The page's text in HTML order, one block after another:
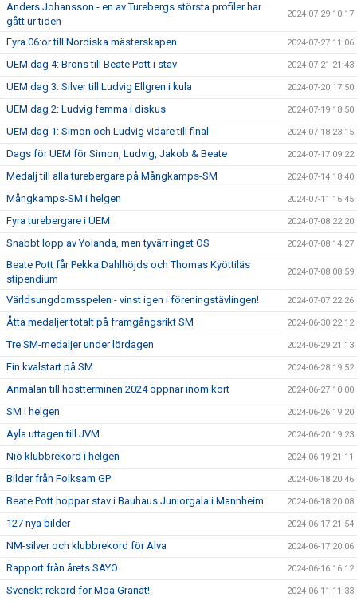
Anders Johansson - en av Turebergs största profiler har
gått ur tiden
2024-07-29 10:17
Fyra 06:or till Nordiska mästerskapen 2024-07-27 11:06
UEM dag 4: Brons till Beate Pott i stav 2024-07-21 21:43
UEM dag 3: Silver till Ludvig Ellgren i kula 2024-07-20 17:50
UEM dag 2: Ludvig femma i diskus 2024-07-19 18:50
UEM dag 1: Simon och Ludvig vidare till final 2024-07-18 23:15
Dags för UEM för Simon, Ludvig, Jakob & Beate 2024-07-17 09:22
Medalj till alla turebergare på Mångkamps-SM 2024-07-14 18:40
Mångkamps-SM i helgen 2024-07-11 16:45
Fyra turebergare i UEM 2024-07-08 22:20
Snabbt lopp av Yolanda, men tyvärr inget OS 2024-07-08 14:27
Beate Pott får Pekka Dahlhöjds och Thomas Kyöttiläs
stipendium
2024-07-08 08:59
Världsungdomsspelen - vinst igen i föreningstävlingen! 2024-07-07 22:26
Åtta medaljer totalt på framgångsrikt SM 2024-06-30 22:12
Tre SM-medaljer under lördagen 2024-06-29 21:13
Fin kvalstart på SM 2024-06-28 19:52
Anmälan till höstterminen 2024 öppnar inom kort 2024-06-27 10:00
SM i helgen 2024-06-26 19:20
Ayla uttagen till JVM 2024-06-20 19:23
Nio klubbrekord i helgen 2024-06-19 21:11
Bilder från Folksam GP 2024-06-18 20:46
Beate Pott hoppar stav i Bauhaus Juniorgala i Mannheim 2024-06-18 20:08
127 nya bilder 2024-06-17 21:54
NM-silver och klubbrekord för Alva 2024-06-17 20:06
Rapport från årets SAYO 2024-06-16 16:12
Svenskt rekord för Moa Granat! 2024-06-11 11:33